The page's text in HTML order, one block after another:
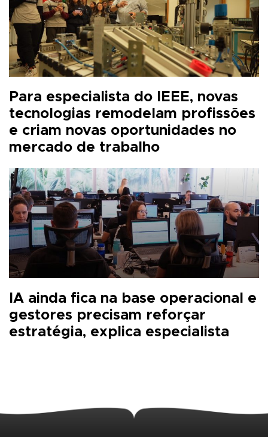
Para especialista do IEEE, novas
tecnologias remodelam profissões
e criam novas oportunidades no
mercado de trabalho
IA ainda fica na base operacional e
gestores precisam reforçar
estratégia, explica especialista